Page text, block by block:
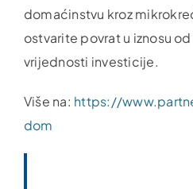
domaćinstvu kroz
ostvarite povrat u iznosu
vrijednosti investicije.
Više na: https://
dom